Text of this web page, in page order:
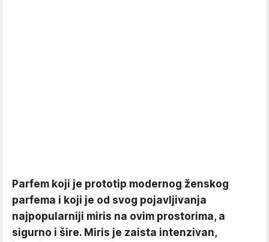
Parfem koji je prototip modernog ženskog
parfema i koji je od svog pojavljivanja
najpopularniji miris na ovim prostorima, a
sigurno i šire. Miris je zaista intenzivan,